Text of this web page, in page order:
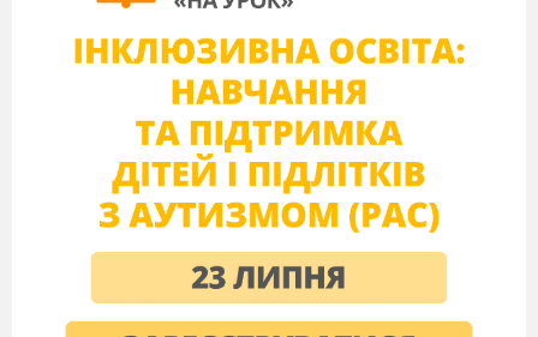
інтервалів і розуміти, коли можна
застосовувати цей метод.
Тип уроку: урок засвоєння нових знань.
: словесні: розповідь, бесіда,
коментар до виконання вправ,
використання ключових слів, методи
Практичні: розв’язування вправ,
повторення, виконання вправа за зразком,